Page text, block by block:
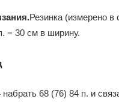
Резинка (изме­рено в
= 30 см в ширину.
68 (76) 84 п. и